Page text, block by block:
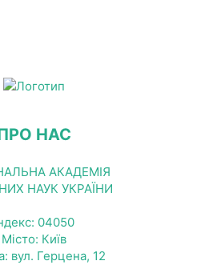
НАС
АКАДЕМІЯ
НАУК УКРАЇНИ
04050
Місто: Київ
вул. Герцена, 12